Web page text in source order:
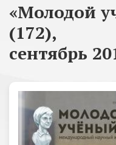
«Молодой
(172),
сентябрь